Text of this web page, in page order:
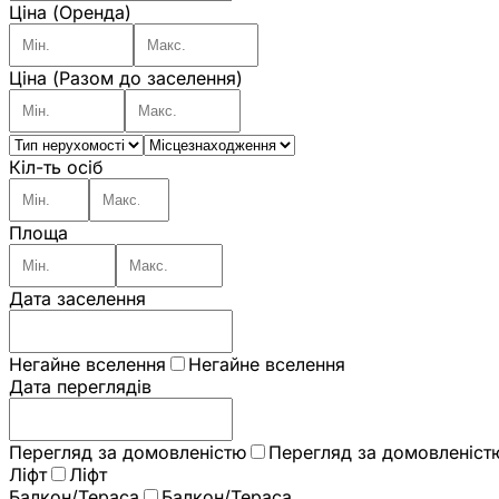
Ціна (Оренда)
Ціна (Разом до заселення)
Кіл-ть осіб
Площа
Дата заселення
Негайне вселення
Негайне вселення
Дата переглядів
Перегляд за домовленістю
Перегляд за
Ліфт
Ліфт